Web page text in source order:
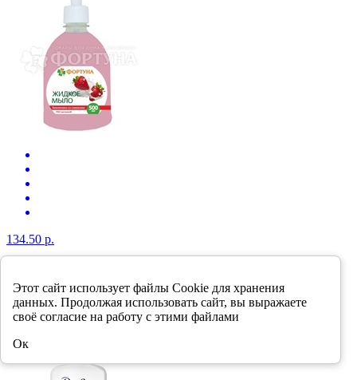
Этот сайт использует файлы Cookie для хранения
данных. Продолжая использовать сайт, вы выражаете
своё согласие на работу с этими файлами
Ок
134.50 р.
сливками
В корзину